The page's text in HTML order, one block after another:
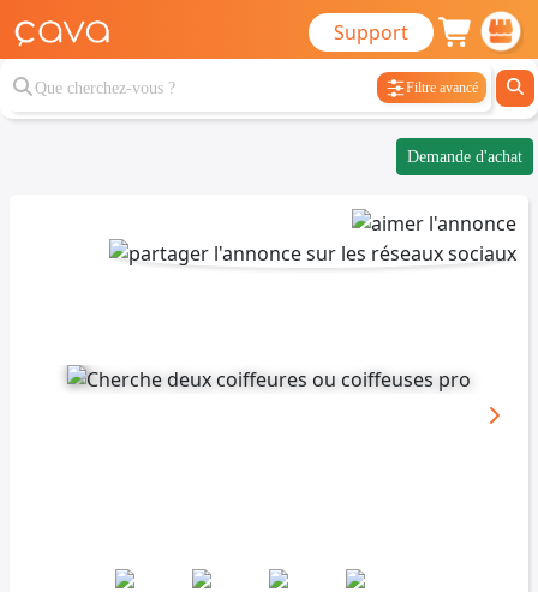
Support
Filtre avancé
Demande d'achat